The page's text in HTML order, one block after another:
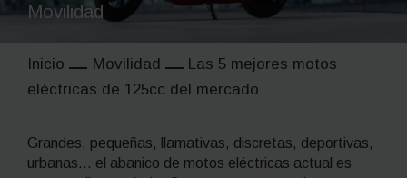
Movilidad
Inicio Movilidad
Las 5 mejores motos
eléctricas de 125cc del mercado
Grandes, pequeñas, llamativas, discretas, deportivas,
urbanas… el abanico de motos eléctricas actual es